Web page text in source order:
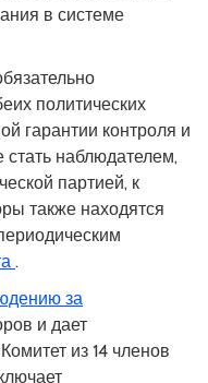
в системе
политических
гарантии контроля и
стать наблюдателем,
партией, к
также находятся
.
за
и дает
из 14 членов